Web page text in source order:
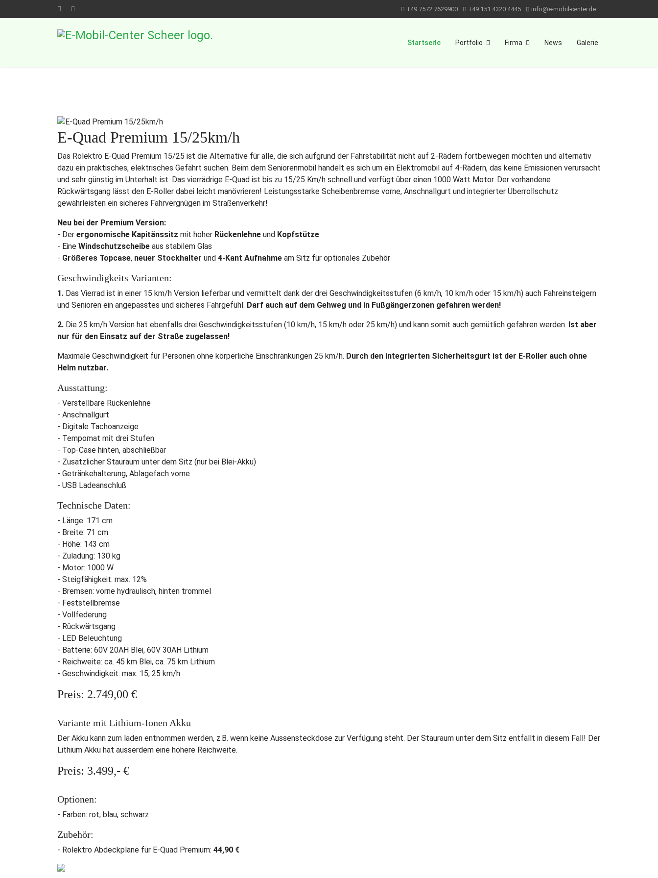
+49 7572 7629900 +49 151 4320 4445 info@e-mobil-center.de
Startseite Portfolio Firma News Galerie
E-Quad Premium 15/25km/h
Das Rolektro E-Quad Premium 15/25 ist die Alternative für alle, die sich aufgrund der Fahrstabilität nicht auf 2-Rädern fortbewegen möchten und alternativ
dazu ein praktisches, elektrisches Gefährt suchen. Beim dem Seniorenmobil handelt es sich um ein Elektromobil auf 4-Rädern, das keine Emissionen verursacht
und sehr günstig im Unterhalt ist. Das vierrädrige E-Quad ist bis zu 15/25 Km/h schnell und verfügt über einen 1000 Watt Motor. Der vorhandene
Rückwärtsgang lässt den E-Roller dabei leicht manövrieren! Leistungsstarke Scheibenbremse vorne, Anschnallgurt und integrierter Überrollschutz
gewährleisten ein sicheres Fahrvergnügen im Straßenverkehr!
Neu bei der Premium Version:
- Der ergonomische Kapitänssitz mit hoher Rückenlehne und Kopfstütze
- Eine Windschutzscheibe aus stabilem Glas
- Größeres Topcase, neuer Stockhalter und 4-Kant Aufnahme am Sitz für optionales Zubehör
Geschwindigkeits Varianten:
1. Das Vierrad ist in einer 15 km/h Version lieferbar und vermittelt dank der drei Geschwindigkeitsstufen (6 km/h, 10 km/h oder 15 km/h) auch Fahreinsteigern
und Senioren ein angepasstes und sicheres Fahrgefühl. Darf auch auf dem Gehweg und in Fußgängerzonen gefahren werden!
2. Die 25 km/h Version hat ebenfalls drei Geschwindigkeitsstufen (10 km/h, 15 km/h oder 25 km/h) und kann somit auch gemütlich gefahren werden. Ist aber
nur für den Einsatz auf der Straße zugelassen!
Maximale Geschwindigkeit für Personen ohne körperliche Einschränkungen 25 km/h. Durch den integrierten Sicherheitsgurt ist der E-Roller auch ohne
Helm nutzbar.
Ausstattung:
- Verstellbare Rückenlehne
- Anschnallgurt
- Digitale Tachoanzeige
- Tempomat mit drei Stufen
- Top-Case hinten, abschließbar
- Zusätzlicher Stauraum unter dem Sitz (nur bei Blei-Akku)
- Getränkehalterung, Ablagefach vorne
- USB Ladeanschluß
Technische Daten:
- Länge: 171 cm
- Breite: 71 cm
- Höhe: 143 cm
- Zuladung: 130 kg
- Motor: 1000 W
- Steigfähigkeit: max. 12%
- Bremsen: vorne hydraulisch, hinten trommel
- Feststellbremse
- Vollfederung
- Rückwärtsgang
- LED Beleuchtung
- Batterie: 60V 20AH Blei, 60V 30AH Lithium
- Reichweite: ca. 45 km Blei, ca. 75 km Lithium
- Geschwindigkeit: max. 15, 25 km/h
Preis: 2.749,00 €
Variante mit Lithium-Ionen Akku
Der Akku kann zum laden entnommen werden, z.B. wenn keine Aussensteckdose zur Verfügung steht. Der Stauraum unter dem Sitz entfällt in diesem Fall! Der
Lithium Akku hat ausserdem eine höhere Reichweite.
Preis: 3.499,- €
Optionen:
- Farben: rot, blau, schwarz
Zubehör:
- Rolektro Abdeckplane für E-Quad Premium: 44,90 €